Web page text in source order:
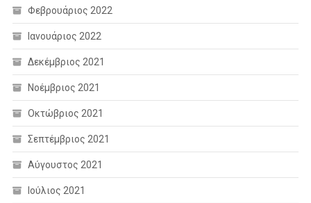
Φεβρουάριος 2022
Ιανουάριος 2022
Δεκέμβριος 2021
Νοέμβριος 2021
Οκτώβριος 2021
Σεπτέμβριος 2021
Αύγουστος 2021
Ιούλιος 2021